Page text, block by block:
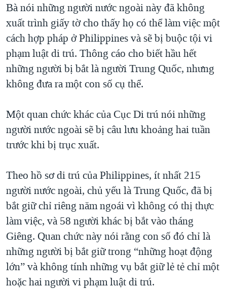
Bà nói những người nước ngoài này đã không
xuất trình giấy tờ cho thấy họ có thể làm việc một
cách hợp pháp ở Philippines và sẽ bị buộc tội vi
phạm luật di trú. Thông cáo cho biết hầu hết
những người bị bắt là người Trung Quốc, nhưng
không đưa ra một con số cụ thể.
Một quan chức khác của Cục Di trú nói những
người nước ngoài sẽ bị câu lưu khoảng hai tuần
trước khi bị trục xuất.
Theo hồ sơ di trú của Philippines, ít nhất 215
người nước ngoài, chủ yếu là Trung Quốc, đã bị
bắt giữ chỉ riêng năm ngoái vì không có thị thực
làm việc, và 58 người khác bị bắt vào tháng
Giêng. Quan chức này nói rằng con số đó chỉ là
những người bị bắt giữ trong “những hoạt động
lớn” và không tính những vụ bắt giữ lẻ tẻ chỉ một
hoặc hai người vi phạm luật di trú.